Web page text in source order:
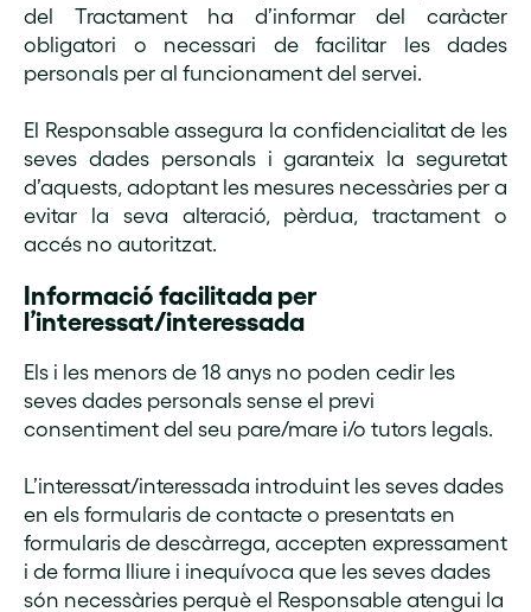
del Tractament ha d’informar del caràcter
obligatori o necessari de facilitar les dades
personals per al funcionament del servei.
El Responsable assegura la confidencialitat de les
seves dades personals i garanteix la seguretat
d’aquests, adoptant les mesures necessàries per a
evitar la seva alteració, pèrdua, tractament o
accés no autoritzat.
Informació facilitada per
l’interessat/interessada
Els i les menors de 18 anys no poden cedir les
seves dades personals sense el previ
consentiment del seu pare/mare i/o tutors legals.
L’interessat/interessada introduint les seves dades
en els formularis de contacte o presentats en
formularis de descàrrega, accepten expressament
i de forma lliure i inequívoca que les seves dades
són necessàries perquè el Responsable atengui la